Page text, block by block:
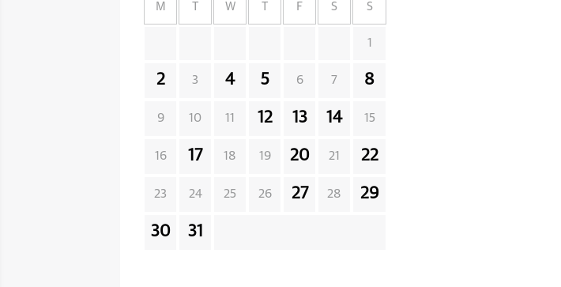
M W F S S
1
2 3 4 5 6 7 8
9 10 11 12 13 14 15
16 17 18 19 20 21 22
23 24 25 26 27 28 29
30 31